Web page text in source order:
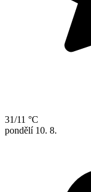
31/11 °C
pondělí 10. 8.